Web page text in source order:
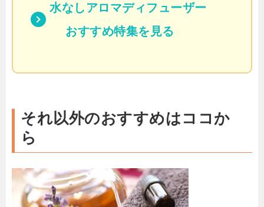
水なしアロマディフューザー
おすすめ特集を見る
それ以外のおすすめはココか
ら